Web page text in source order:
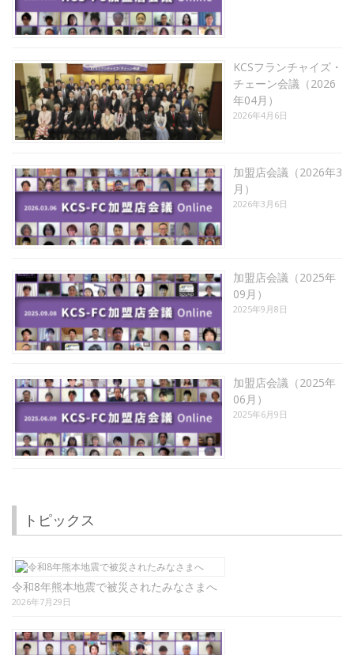
KCSフランチャイズ・
チェーン会議（2026
年04月）
2026年4月6日
加盟店会議（2026年3
月）
2026年3月6日
加盟店会議（2025年
09月）
2025年9月8日
加盟店会議（2025年
06月）
2025年6月9日
トピックス
令和8年熊本地震で被災されたみなさまへ
2026年7月29日